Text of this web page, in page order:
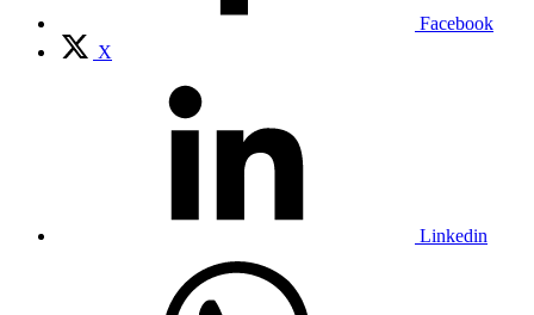
Facebook
X
Linkedin